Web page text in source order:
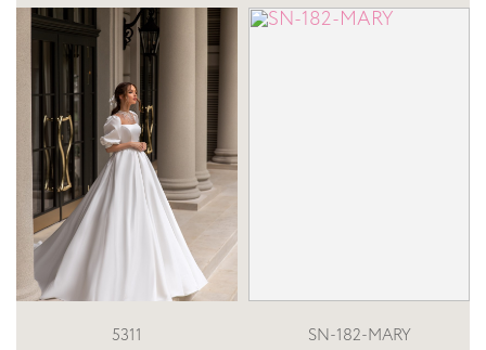
SN-167-